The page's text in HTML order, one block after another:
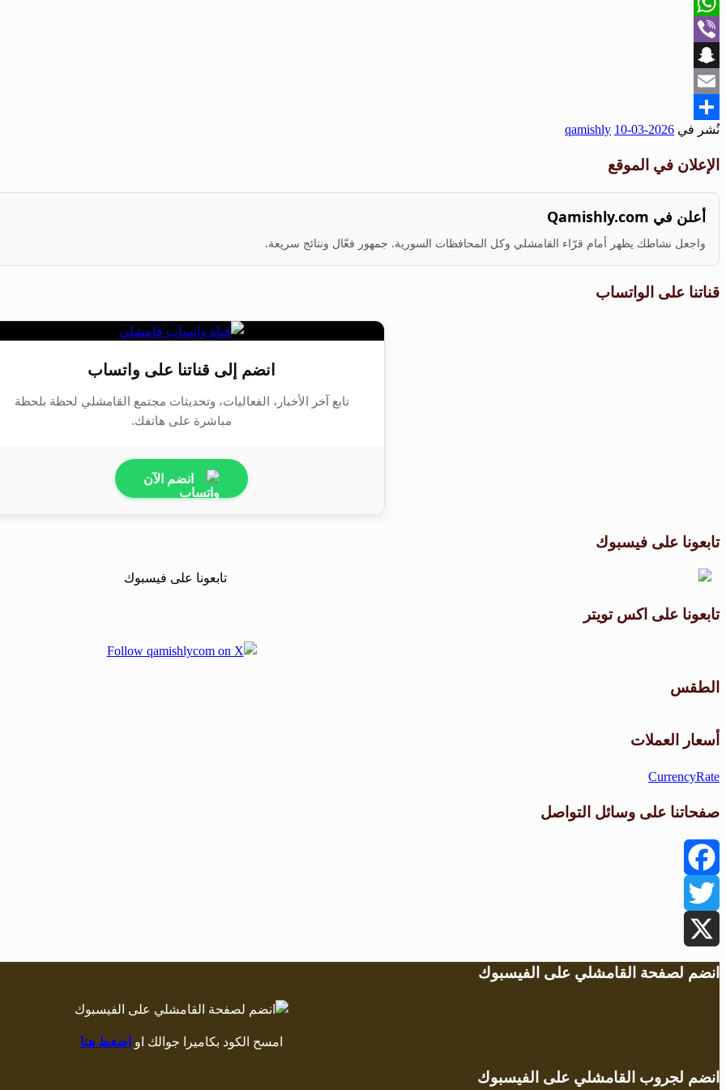
WhatsApp
Viber
Snapchat
Email
Share
نُشر في 2026-03-10
qamishly
الإعلان في الموقع
أعلن في Qamishly.com
واجعل نشاطك يظهر أمام قرّاء القامشلي وكل المحافظات السورية. جمهور فعّال ونتائج سريعة.
قناتنا على الواتساب
انضم إلى قناتنا على واتساب
تابع آخر الأخبار، الفعاليات، وتحديثات مجتمع القامشلي لحظة بلحظة
مباشرة على هاتفك.
انضم الآن
تابعونا على فيسبوك
تابعونا على اكس تويتر
الطقس
أسعار العملات
CurrencyRate
صفحاتنا على وسائل التواصل
Facebook
Twitter
X
انضم لصفحة القامشلي على الفيسبوك
امسح الكود بكاميرا جوالك او اضغط هنا
انضم لجروب القامشلي على الفيسبوك